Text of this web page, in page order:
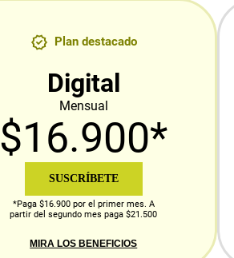
Plan destacado
Digital
Mensual
$16.900*
SUSCRÍBETE
*Paga $16.900 por el primer mes. A
partir del segundo mes paga $21.500
MIRA LOS BENEFICIOS